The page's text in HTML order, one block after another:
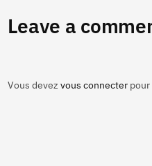
Leave a
Vous devez vous connecterpour